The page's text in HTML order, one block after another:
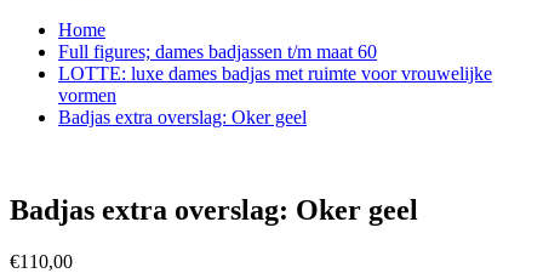
Home
Full figures; dames badjassen t/m maat 60
LOTTE: luxe dames badjas met ruimte voor vrouwelijke
vormen
Badjas extra overslag: Oker geel
Badjas extra overslag: Oker geel
€110,00